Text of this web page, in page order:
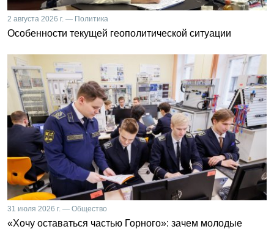
2 августа 2026 г. — Политика
Особенности текущей геополитической ситуации
31 июля 2026 г. — Общество
«Хочу оставаться частью Горного»: зачем молодые